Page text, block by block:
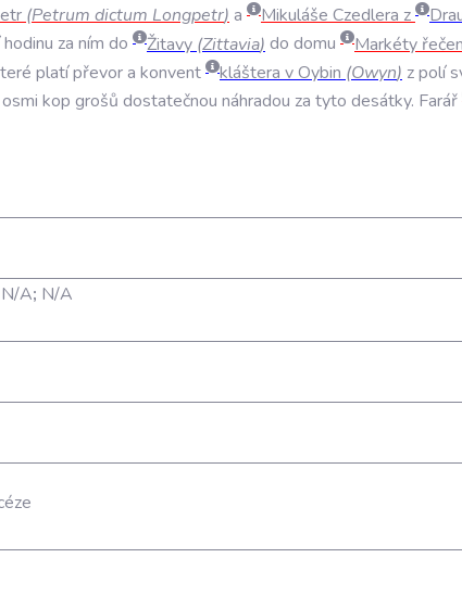
(Petrum dictum Longpetr) a Mikuláše Czedlera z
hodinu za ním do Žitavy (Zittavia) do domu Markéty
platípřevora konvent kláštera vOybin (Owyn) zpolí
osmi kop grošů dostatečnou náhradou za tyto desátky. Farář
N/A; N/A